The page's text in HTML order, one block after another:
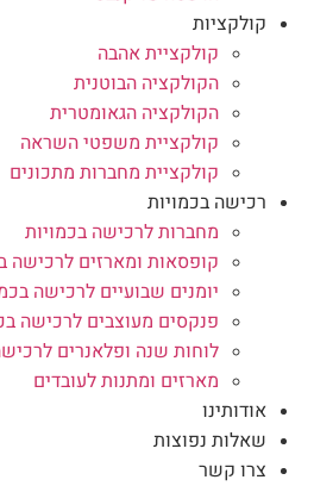
קולקציות
קולקציית אהבה
הקולקציה הבוטנית
הקולקציה הגאומטרית
קולקציית משפטי השראה
קולקציית מחברות מתכונים
רכישה בכמויות
מחברות לרכישה בכמויות
קופסאות ומארזים לרכישה
יומנים שבועיים לרכישה
פנקסים מעוצבים לרכישה
לוחות שנה ופלאנרים
מארזים ומתנות לעובדים
אודותינו
שאלות נפוצות
צרו קשר